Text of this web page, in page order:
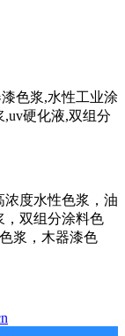
色浆,水性工业涂
硬化液,双组分
度水性色浆，油
，双组分涂料色
浆，木器漆色